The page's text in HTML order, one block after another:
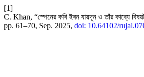
[1]
C. Khan, “স্পেনের কবি ইবন যায়দূন ও তাঁর কাব্যে
pp. 61–70, Sep. 2025, doi: 10.64102/